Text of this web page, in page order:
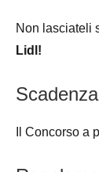
Non lasciateli
Lidl!
Scadenza
Il Concorso a